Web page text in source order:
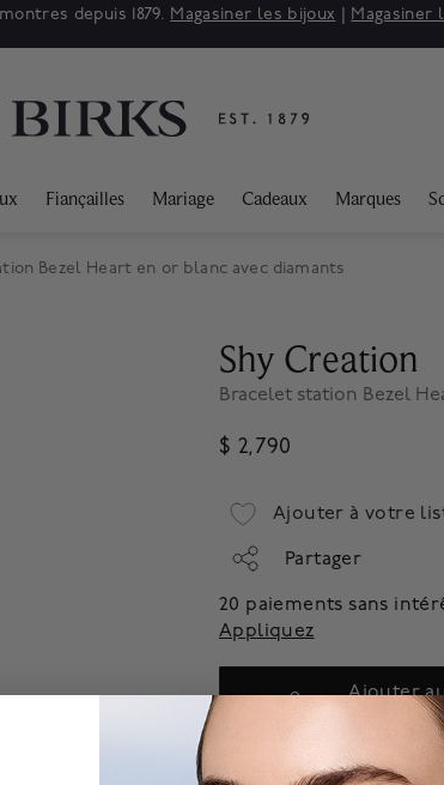
depuis 1879. Magasiner les bijoux | Magasiner
Fiançailles Mariage Cadeaux Marques
Bezel Heart en or blanc avec diamants
Shy Creation
Bracelet station Bezel
$ 2,790
Ajouter à votre
Partager
20 paiements sans
Appliquez
Ajouter
panier
Cet article est une exclusivité en